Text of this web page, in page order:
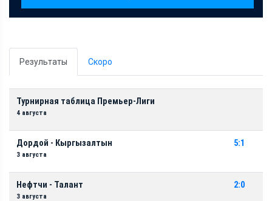
Результаты Скоро
Турнирная таблица Премьер-Лиги
4 августа
Дордой - Кыргызалтын
3 августа
5:1
Нефтчи - Талант
3 августа
2:0